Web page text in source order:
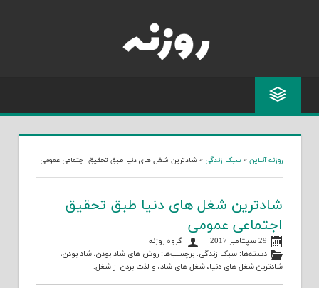
روزنه آنلاین » سبک زندگی » شادترین شغل های دنیا طبق تحقیق اجتماعی عمومی
شادترین شغل های دنیا طبق تحقیق
اجتماعی عمومی
29 سپتامبر 2017
گروه روزنه
دسته‌ها:سبک زندگی. برچسب‌ها:روش های شاد بودن،شاد بودن،
شادترین شغل های دنیا، شغل های شاد، و لذت بردن از شغل.